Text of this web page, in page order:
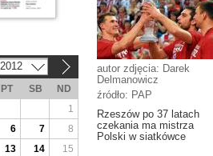
autor zdjęcia: Darek
Delmanowicz
źródło: PAP
Rzeszów po 37 latach
czekania ma mistrza
Polski w siatkówce
2012
PT SB
ND
1
6 7
8
13 14
15